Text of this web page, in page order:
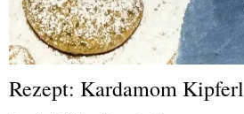
Rezept: Kardamom Kipferl